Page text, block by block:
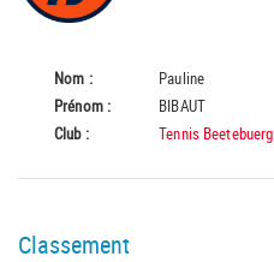
Nom :
Pauline
Prénom :
BIBAUT
Club :
Tennis Beetebuerg
Classement